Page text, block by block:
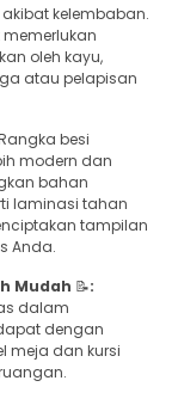
kelembaban.
oleh kayu,
atau pelapisan
besi
modern dan
bahan
laminasi tahan
tampilan
Anda.
Mudah 📝:
dalam
dengan
meja dan kursi